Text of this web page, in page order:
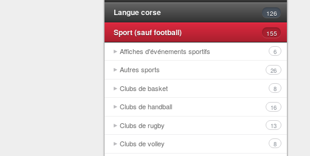
Langue corse 126
Sport (sauf football) 155
Affiches d'événements sportifs 6
Autres sports 26
Clubs de basket 8
Clubs de handball 16
Clubs de rugby 13
Clubs de volley 8